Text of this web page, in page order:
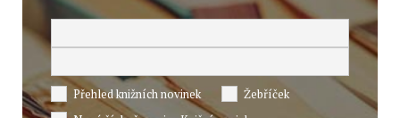
Přehled knižních novinek
Žebříček